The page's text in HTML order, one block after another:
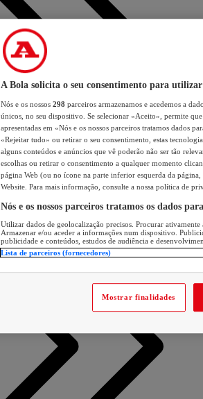
A Bola solicita o seu consentimento para utilizar
Nós e os nossos 298 parceiros armazenamos e acedemos a
únicos, no seu dispositivo. Se selecionar «Aceito», permite
apresentadas em «Nós e os nossos parceiros tratamos dados
«Rejeitar tudo» ou retirar o seu consentimento, estas
alguns conteúdos e anúncios que vê poderão não ser tão
escolhas ou retirar o consentimento a qualquer momento
página Web (ou no ícone na parte inferior esquerda da página,
Website. Para mais informação, consulte a nossa política de
Nós e os nossos parceiros tratamos os dados
Utilizar dados de geolocalização precisos. Procurar
Armazenar e/ou aceder a informações num dispositivo.
publicidade e conteúdos, estudos de audiência e
Lista de parceiros (fornecedores)
Mostrar finalidades